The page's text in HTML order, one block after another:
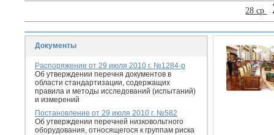
28 ср
Документы
Распоряжение от 29 июля 2010 г. №1284-р
Об утверждении перечня документов в
области стандартизации, содержащих
правила и методы исследований (испытаний)
и измерений
Постановление от 29 июля 2010 г. №582
Об утверждении перечней низковольтного
оборудования, относящегося к группам риска